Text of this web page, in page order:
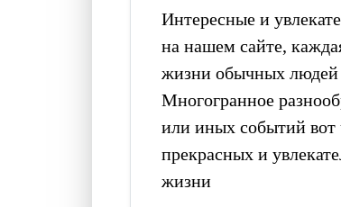
Интересные и
на нашем сайте,
жизни обычных людей
Многогранное
или иных событий вот
прекрасных и
жизни